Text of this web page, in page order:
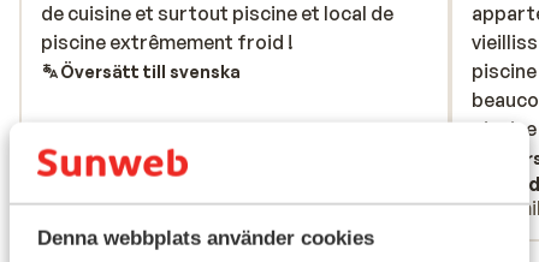
Denna webbplats använder cookies
de cuisine et surtout piscine et local de
piscine extrêmement froid !
de cuisine et surtout piscine et local de
piscine extrêmement froid !
Översätt till svenska
Alexandre
Familj
cette
fait
son